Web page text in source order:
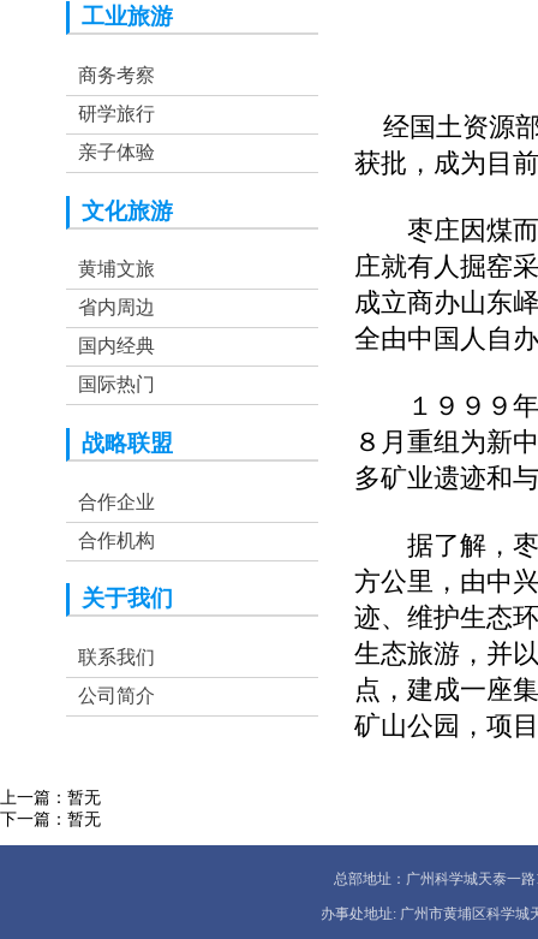
工业旅游
商务考察
研学旅行
亲子体验
文化旅游
黄埔文旅
省内周边
国内经典
国际热门
战略联盟
合作企业
合作机构
关于我们
联系我们
公司简介
经国土资源
获批，成为目
枣庄因煤而
庄就有人掘窑
成立商办山东
全由中国人自
１９９９年
８月重组为新
多矿业遗迹和
据了解，枣
方公里，由中
迹、维护生态
生态旅游，并
点，建成一座
矿山公园，项
上一篇：暂无
下一篇：暂无
总部地址：广州科学城天泰一路
办事处地址: 广州市黄埔区科学城